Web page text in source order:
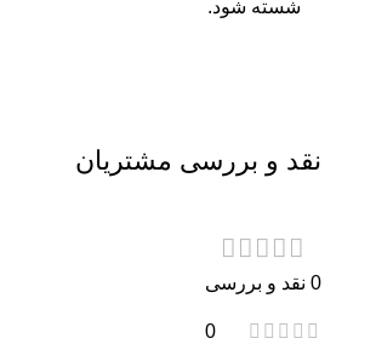
شسته شود.
نقد و بررسی مشتریان
0 نقد و بررسی
0